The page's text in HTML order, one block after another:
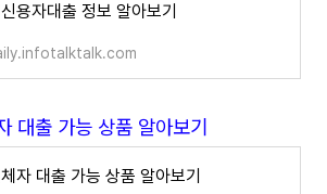
용자대출 정보 알아보기
대출 가능 상품 알아보기
자 대출 가능 상품 알아보기